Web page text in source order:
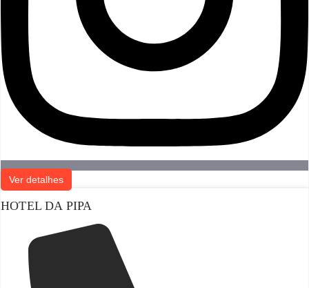
Ver detalhes
HOTEL DA PIPA